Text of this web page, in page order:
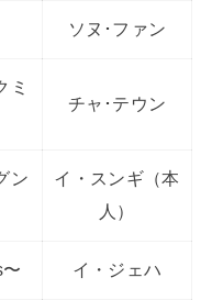
ソヌ･ファン
ミ
チャ･テウン
ン
イ・スンギ（本
人）
イ・ジェハ